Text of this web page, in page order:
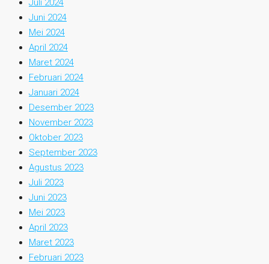
Juli 2024
Juni 2024
Mei 2024
April 2024
Maret 2024
Februari 2024
Januari 2024
Desember 2023
November 2023
Oktober 2023
September 2023
Agustus 2023
Juli 2023
Juni 2023
Mei 2023
April 2023
Maret 2023
Februari 2023